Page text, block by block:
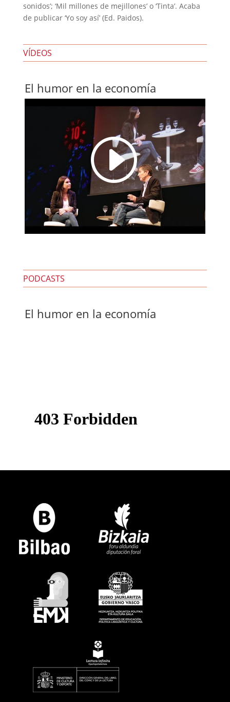
sonidos’; ‘Mil millones de mejillones’ o ‘Tinta’. Acaba
de publicar ‘Yo soy así’ (Ed. Paidos).
VÍDEOS
El humor en la economía
I
PODCASTS
El humor en la economía